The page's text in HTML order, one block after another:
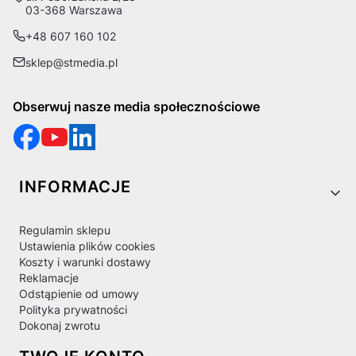
03-368 Warszawa
+48 607 160 102
sklep@stmedia.pl
Obserwuj nasze media społecznościowe
Linki w stopce
INFORMACJE
Regulamin sklepu
Ustawienia plików cookies
Koszty i warunki dostawy
Reklamacje
Odstąpienie od umowy
Polityka prywatności
Dokonaj zwrotu